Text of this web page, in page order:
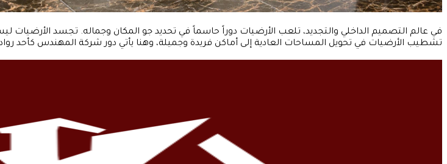
في عالم التصميم الداخلي والتجديد، تلعب الأرضيات دوراً حاسماً في تحديد جو المكان وجماله. تجسد
تشطيب الأرضيات في تحويل المساحات العادية إلى أماكن فريدة وجميلة، وهنا يأتي دور شركة المهندس